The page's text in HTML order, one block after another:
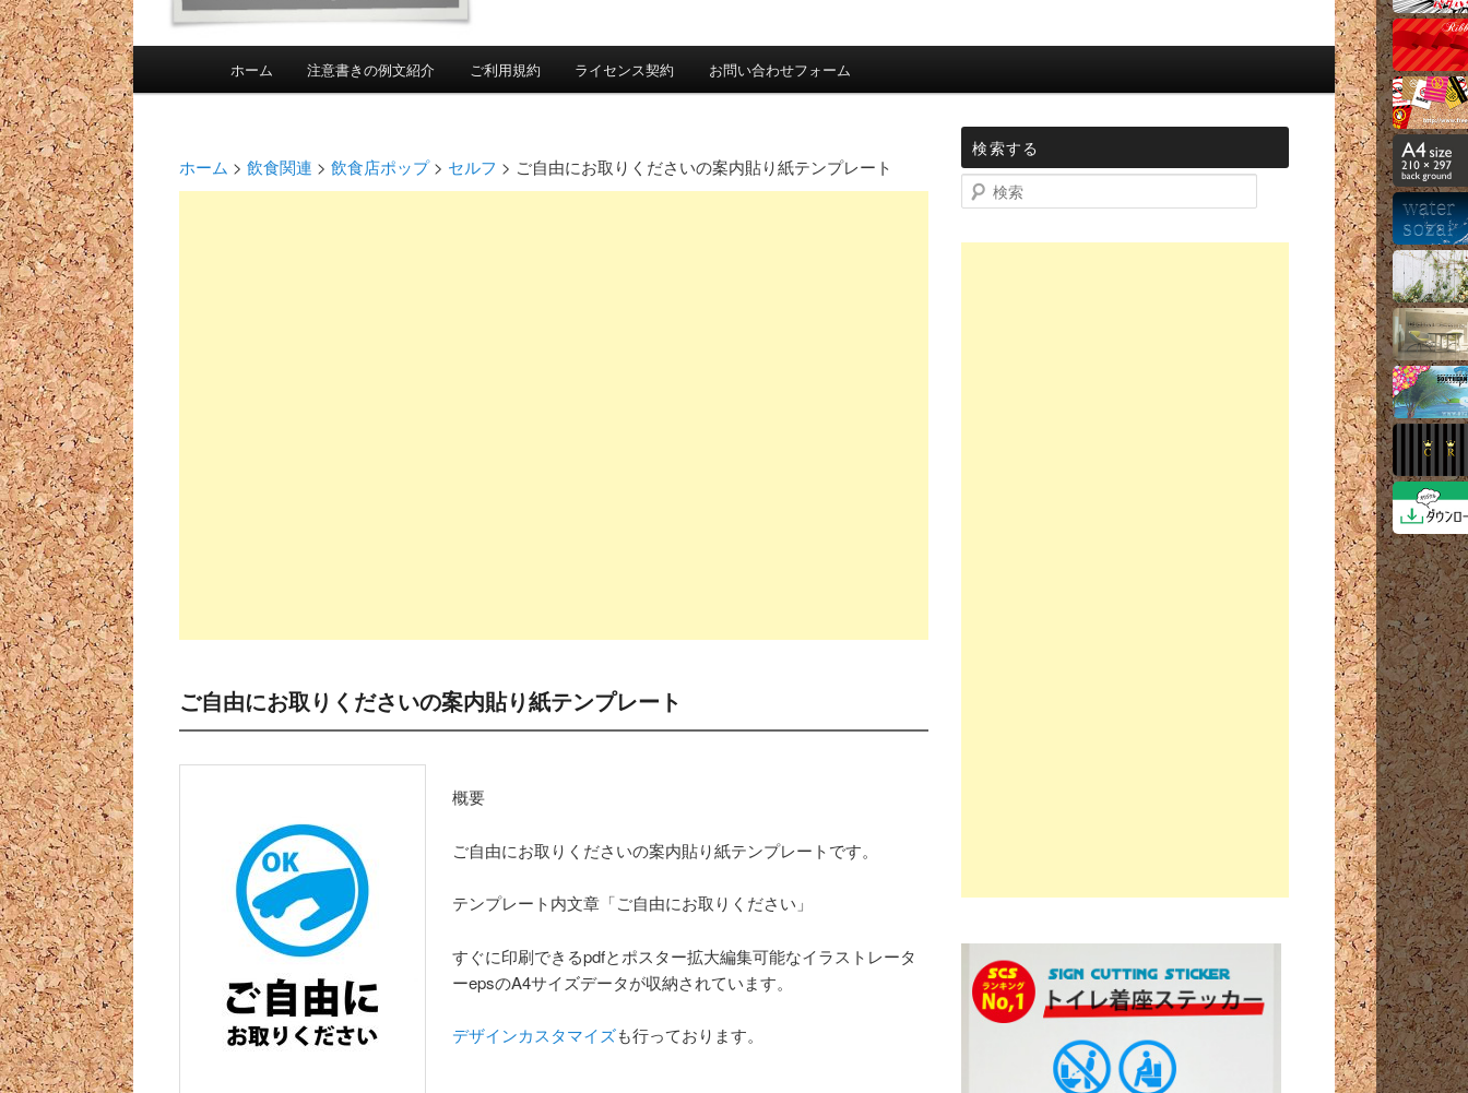
メインコンテンツへ移動
ホーム 注意書きの例文紹介 ご利用規約 ライセンス契約 お問い合わせフォーム
投稿ナビゲーション
ホーム > 飲食関連 > 飲食店ポップ> セルフ > ご自由にお取りくださいの案内貼り紙テンプレート
ご自由にお取りくださいの案内貼り紙テンプレート
概要
ご自由にお取りくださいの案内貼り紙テンプレートです。
テンプレート内文章「ご自由にお取りください」
すぐに印刷できるpdfとポスター拡大編集可能なイラストレータ
ーepsのA4サイズデータが収納されています。
デザインカスタマイズも行っております。
検索する
検索